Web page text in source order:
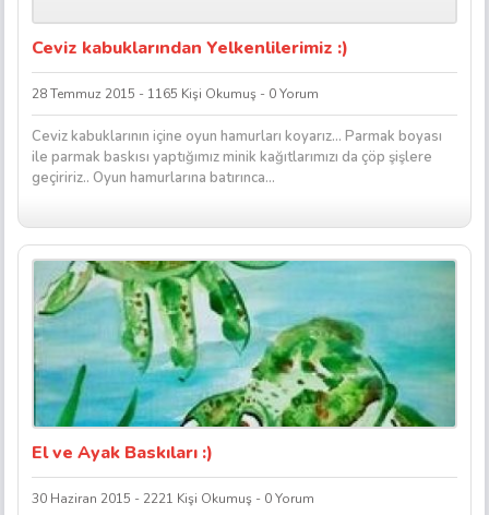
Ceviz kabuklarından Yelkenlilerimiz :)
28 Temmuz 2015 - 1165 Kişi Okumuş - 0 Yorum
Ceviz kabuklarının içine oyun hamurları koyarız… Parmak boyası
ile parmak baskısı yaptığımız minik kağıtlarımızı da çöp şişlere
geçiririz.. Oyun hamurlarına batırınca...
El ve Ayak Baskıları :)
30 Haziran 2015 - 2221 Kişi Okumuş - 0 Yorum